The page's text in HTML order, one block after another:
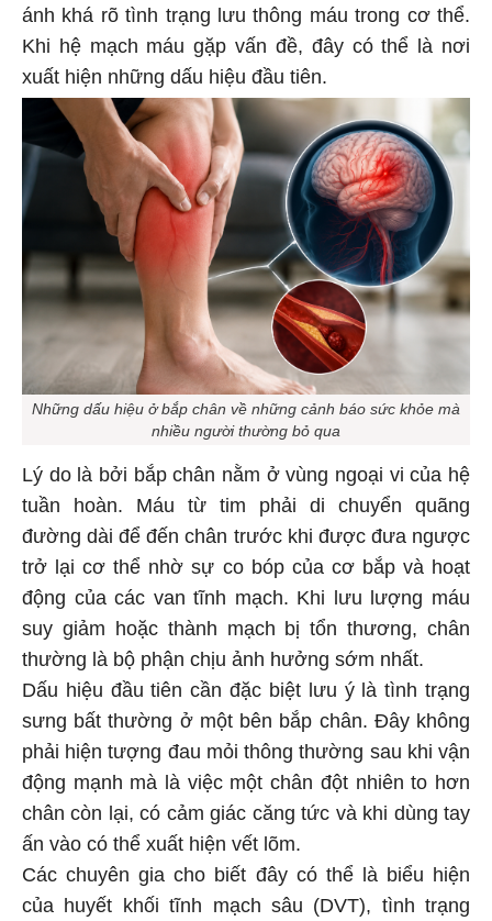
ánh khá rõ tình trạng lưu thông máu trong cơ thể.
Khi hệ mạch máu gặp vấn đề, đây có thể là nơi
xuất hiện những dấu hiệu đầu tiên.
Những dấu hiệu ở bắp chân về những cảnh báo sức khỏe mà
nhiều người thường bỏ qua
Lý do là bởi bắp chân nằm ở vùng ngoại vi của hệ
tuần hoàn. Máu từ tim phải di chuyển quãng
đường dài để đến chân trước khi được đưa ngược
trở lại cơ thể nhờ sự co bóp của cơ bắp và hoạt
động của các van tĩnh mạch. Khi lưu lượng máu
suy giảm hoặc thành mạch bị tổn thương, chân
thường là bộ phận chịu ảnh hưởng sớm nhất.
Dấu hiệu đầu tiên cần đặc biệt lưu ý là tình trạng
sưng bất thường ở một bên bắp chân. Đây không
phải hiện tượng đau mỏi thông thường sau khi vận
động mạnh mà là việc một chân đột nhiên to hơn
chân còn lại, có cảm giác căng tức và khi dùng tay
ấn vào có thể xuất hiện vết lõm.
Các chuyên gia cho biết đây có thể là biểu hiện
của huyết khối tĩnh mạch sâu (DVT), tình trạng